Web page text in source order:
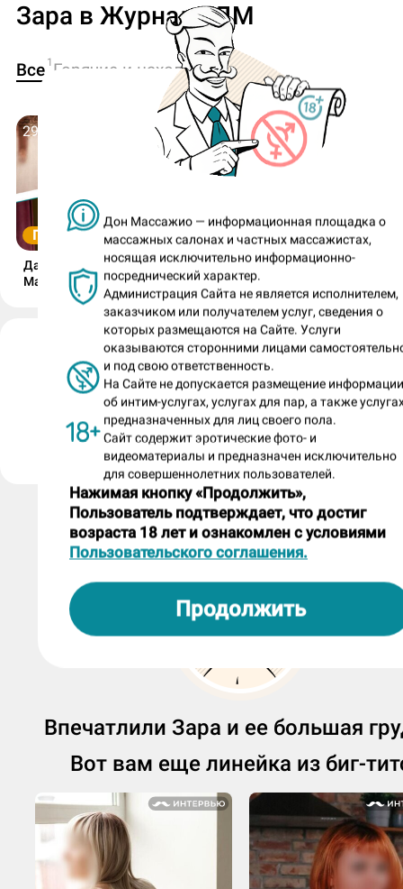
Дон Массажио — информационная площадка о
массажных салонах и частных массажистах,
носящая исключительно информационно-
посреднический характер.
Администрация Сайта не является исполнителем,
заказчиком или получателем услуг, сведения о
которых размещаются на Сайте. Услуги
оказываются сторонними лицами
и под свою ответственность.
На Сайте не допускается размещение информации
об интим-услугах, услугах для пар, а также
предназначенных для лиц своего пола.
Сайт содержит эротические фото- и
видеоматериалы и предназначен исключительно
для совершеннолетних пользователей.
Нажимая кнопку «Продолжить»,
Пользователь подтверждает, что достиг
возраста 18 лет и ознакомлен с условиями
Пользовательского соглашения.
Продолжить
Зара в Журнале ДМ
Все 1 Горячие и находчивые
29 июля 2026
ГОРЯЧИЕ И НАХОДЧИВЫЕ
Дачное ню Елены и прекрасная
Маркиза с карнавала!
Зара (номер анкеты: 696122)
анкета размещена салоном «Соблазн»
Пожаловаться на анкету
Впечатлили Зара и ее большая
Вот вам еще линейка из биг-